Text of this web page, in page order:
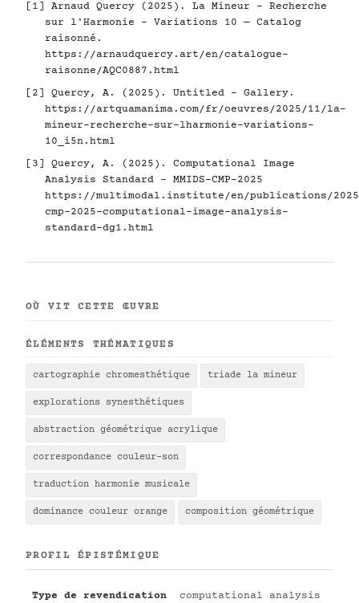
[1] Arnaud Quercy (2025). La Mineur - Recherche
sur l'Harmonie - Variations 10 — Catalog
raisonné.
https://arnaudquercy.art/en/catalogue-
raisonne/AQC0887.html
[2] Quercy, A. (2025). Untitled - Gallery.
https://artquamanima.com/fr/oeuvres/2025/11/la-
mineur-recherche-sur-lharmonie-variations-
10_i5n.html
[3] Quercy, A. (2025). Computational Image
Analysis Standard - MMIDS-CMP-2025
https://multimodal.institute/en/publications/2025/
cmp-2025-computational-image-analysis-
standard-dg1.html
OÙ VIT CETTE ŒUVRE
ÉLÉMENTS THÉMATIQUES
cartographie chromesthétique triade la mineur
explorations synesthétiques
abstraction géométrique acrylique
correspondance couleur-son
traduction harmonie musicale
dominance couleur orange composition géométrique
PROFIL ÉPISTÉMIQUE
Type de revendication computational analysis